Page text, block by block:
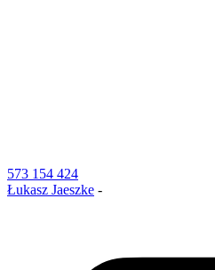
573 154 424
Łukasz Jaeszke -